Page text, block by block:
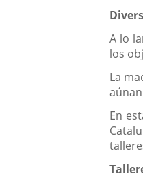
A lo
los
La
En